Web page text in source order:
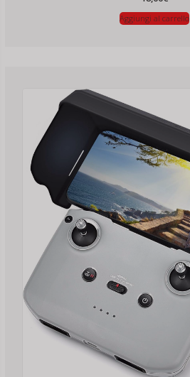
Aggiungi al carrello